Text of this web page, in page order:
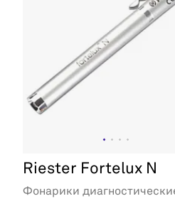
Riester Fortelux N
Фонарики